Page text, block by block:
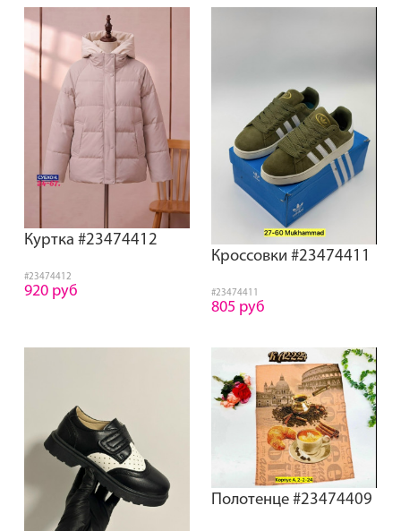
Куртка #23474412
#23474412
920 руб
Кроссовки #23474411
#23474411
805 руб
Полотенце #23474409